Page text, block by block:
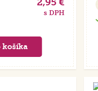
2,95 €
s DPH